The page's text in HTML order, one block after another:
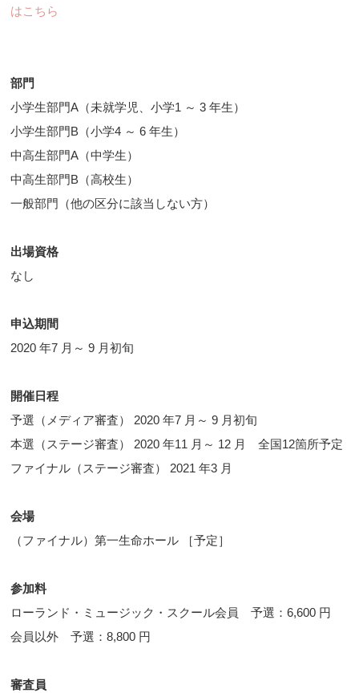
はこちら
部門
小学生部門A（未就学児、小学1 ～ 3 年生）
小学生部門B（小学4 ～ 6 年生）
中高生部門A（中学生）
中高生部門B（高校生）
一般部門（他の区分に該当しない方）
出場資格
なし
申込期間
2020 年7 月～ 9 月初旬
開催日程
予選（メディア審査） 2020 年7 月～ 9 月初旬
本選（ステージ審査） 2020 年11 月～ 12 月 全国12箇所予定
ファイナル（ステージ審査） 2021 年3 月
会場
（ファイナル）第一生命ホール ［予定］
参加料
ローランド・ミュージック・スクール会員 予選：6,600 円
会員以外 予選：8,800 円
審査員